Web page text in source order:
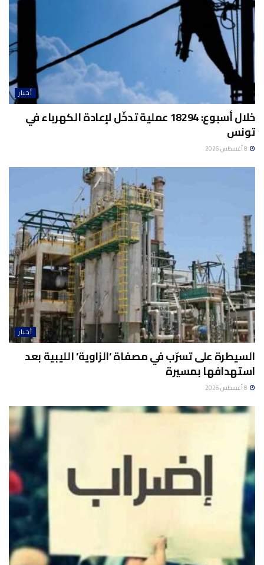
أخبار
خلال أسبوع: 18294 عملية تدخّل لإعادة الكهرباء في
تونس
أخبار
السيطرة على تسرّب في مصفاة ‘الزاوية’ الليبية بعد
استهدافها بمسيرة